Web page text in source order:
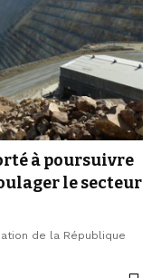
à poursuivre
le secteur
de la République